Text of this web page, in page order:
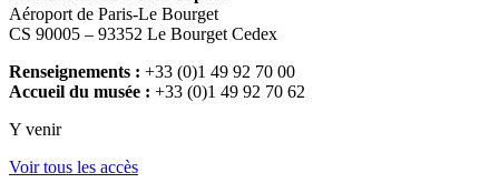
Aéroport de Paris-Le Bourget
CS 90005 – 93352 Le Bourget Cedex
Renseignements : +33 (0)1 49 92 70 00
Accueil du musée : +33 (0)1 49 92 70 62
Y venir
Voir tous les accès